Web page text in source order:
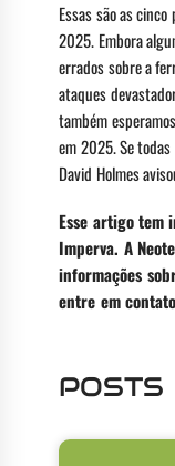
Essas são as
2025. Embora
errados sobre a
ataques
também
em 2025. Se
David Holmes
Esse artigo tem
Imperva. A
informações
entre em
POSTS